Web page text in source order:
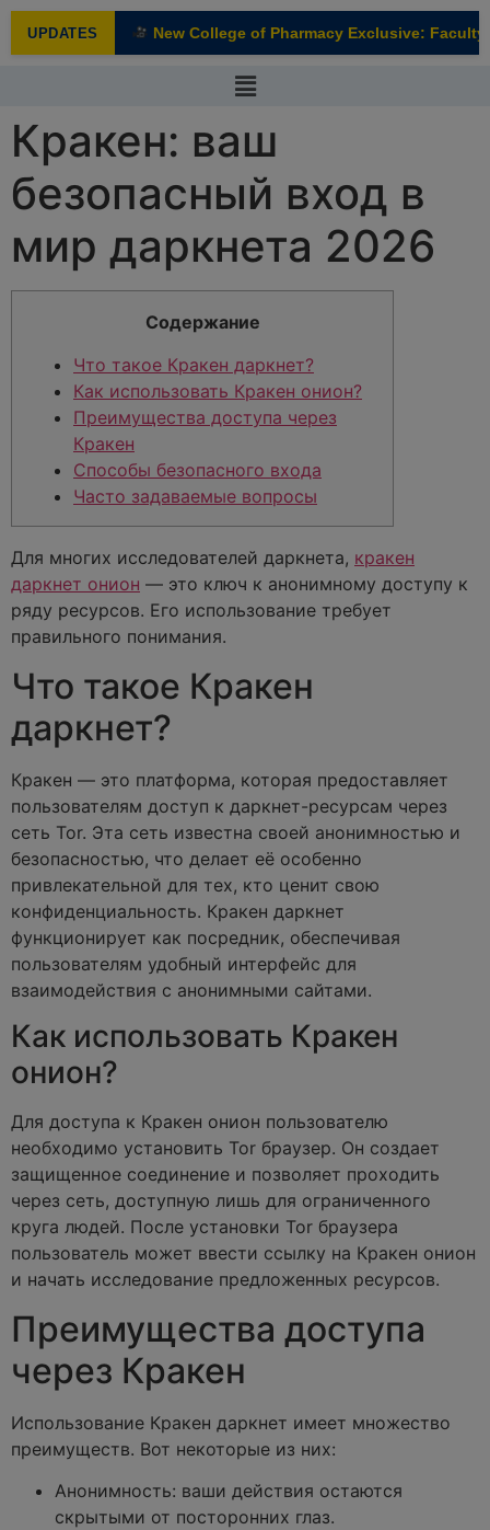
UPDATES
NEW New College of Pharmacy Exclusive: Faculty
Кракен: ваш
безопасный вход в
мир даркнета 2026
Содержание
Что такое Кракен даркнет?
Как использовать Кракен онион?
Преимущества доступа через
Кракен
Способы безопасного входа
Часто задаваемые вопросы
Для многих исследователей даркнета, кракен
даркнет онион — это ключ к анонимному доступу к
ряду ресурсов. Его использование требует
правильного понимания.
Что такое Кракен
даркнет?
Кракен — это платформа, которая предоставляет
пользователям доступ к даркнет-ресурсам через
сеть Tor. Эта сеть известна своей анонимностью и
безопасностью, что делает её особенно
привлекательной для тех, кто ценит свою
конфиденциальность. Кракен даркнет
функционирует как посредник, обеспечивая
пользователям удобный интерфейс для
взаимодействия с анонимными сайтами.
Как использовать Кракен
онион?
Для доступа к Кракен онион пользователю
необходимо установить Tor браузер. Он создает
защищенное соединение и позволяет проходить
через сеть, доступную лишь для ограниченного
круга людей. После установки Tor браузера
пользователь может ввести ссылку на Кракен онион
и начать исследование предложенных ресурсов.
Преимущества доступа
через Кракен
Использование Кракен даркнет имеет множество
преимуществ. Вот некоторые из них:
Анонимность: ваши действия остаются
скрытыми от посторонних глаз.
modal-check